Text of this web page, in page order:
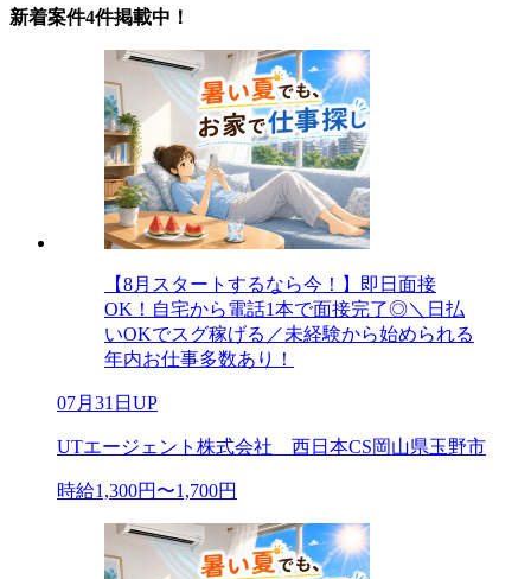
新着案件4件掲載中！
【8月スタートするなら今！】即日面接
OK！自宅から電話1本で面接完了◎＼日払
いOKでスグ稼げる／未経験から始められる
年内お仕事多数あり！
07月31日UP
UTエージェント株式会社 西日本CS岡山県玉野市
時給1,300円〜1,700円